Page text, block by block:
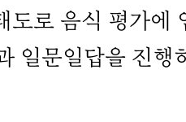
도로 음식 평가에
일문일답을 진행